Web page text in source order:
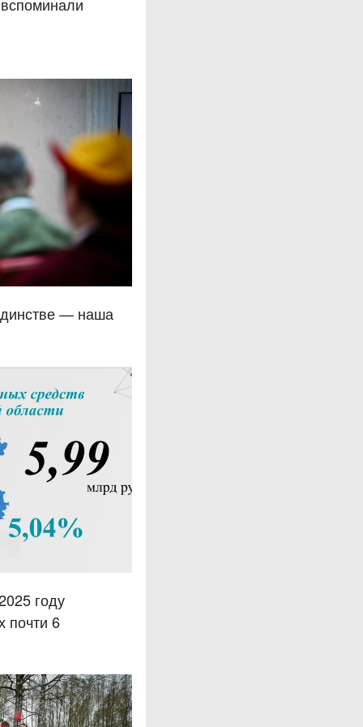
— наша
году
почти 6